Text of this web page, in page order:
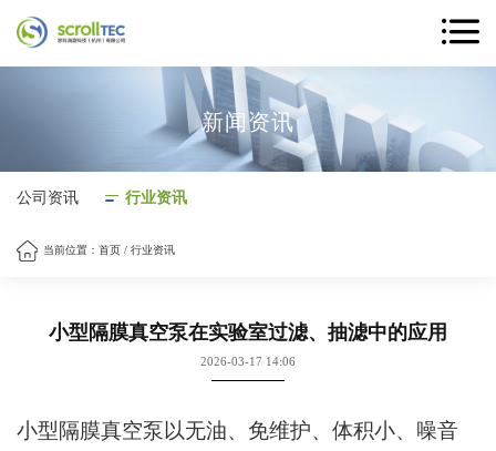
新闻资讯
公司资讯 行业资讯
当前位置： 首页/ 行业资讯
小型隔膜真空泵在实验室过滤、抽滤中的应用
2026-03-17 14:06
小型隔膜真空泵以无油、免维护、体积小、噪音